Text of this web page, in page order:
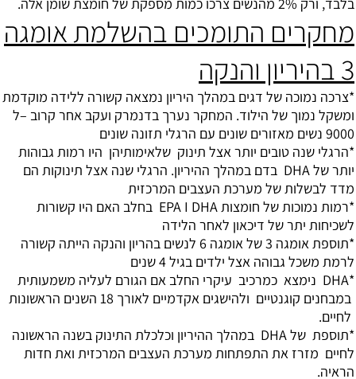
מחקרים התומכים בהשלמת אומגה
3 בהיריון והנקה
*צרכה נמוכה של דגים במהלך היריון נמצאה קשורה ללידה מוקדמת
ומשקל נמוך של הילוד. המחקר נערך בדנמרק ועקב אחר קרוב –ל
9000 נשים מאזורים שונים עם הרגלי תזונה שונים
*הרגלי שנה טובים יותר אצל תינוק שלאימותיהן היו רמות גבוהות
יותר של DHA בדם במהלך ההיריון. הרגלי שנה אצל תינוקות הם
מדד לבשלות של מערכת העצבים המרכזית
*רמות נמוכות של חומצות EPA I DHA בחלב האם היו קשורות
לשכיחות יתר של דיכאון לאחר הלידה
*תוספת אומגה 3 של אומגה 6 לנשים בהריון והנקה הייתה קשורה
לרמת משכל גבוהה אצל ילדים בגיל 4 שנים
*DHA נימצא כמרכיב עיקרי החלב אם הגורם לעליה משמעותית
במבחנים קוגנטיים ולהישגים אקדמיים לאורך 18 השנים הראשונות
לחיים.
*תוספת של DHA במהלך ההיריון וכלכלת התינוק בשנה הראשונה
לחיים מזרז את התפתחות מערכת העצבים המרכזית ואת חדות
הראיה.